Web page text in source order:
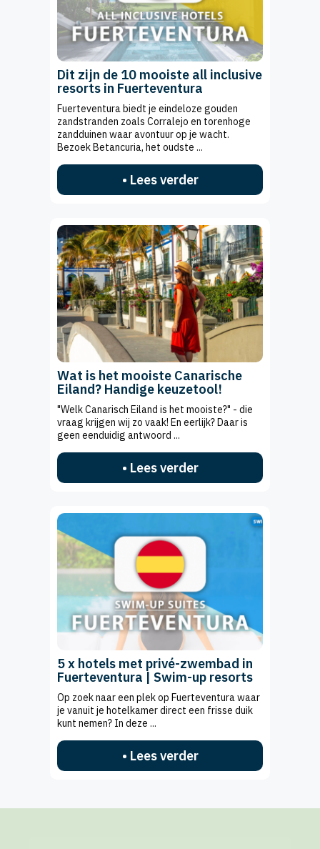
Dit zijn de 10 mooiste all inclusive
resorts in Fuerteventura
Fuerteventura biedt je eindeloze gouden
zandstranden zoals Corralejo en torenhoge
zandduinen waar avontuur op je wacht.
Bezoek Betancuria, het oudste ...
• Lees verder
Wat is het mooiste Canarische
Eiland? Handige keuzetool!
"Welk Canarisch Eiland is het mooiste?" - die
vraag krijgen wij zo vaak! En eerlijk? Daar is
geen eenduidig antwoord ...
• Lees verder
5 x hotels met privé-zwembad in
Fuerteventura | Swim-up resorts
Op zoek naar een plek op Fuerteventura waar
je vanuit je hotelkamer direct een frisse duik
kunt nemen? In deze ...
• Lees verder